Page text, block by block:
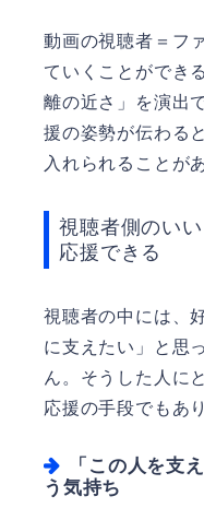
動画の視聴者＝フ
ていくことができ
離の近さ」を演出
援の姿勢が伝わる
入れられることが
視聴者側のい
応援できる
視聴者の中には、
に支えたい」と思
ん。そうした人に
応援の手段でもあ
「この人を支
う気持ち